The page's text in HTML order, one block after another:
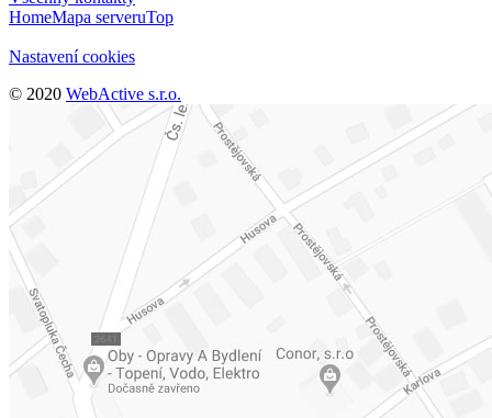
HomeMapa serveruTop
Nastavení cookies
© 2020 WebActive s.r.o.